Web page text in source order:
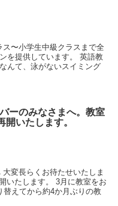
〜小学生中級クラスまで全
を提供しています。 英語教
んて、泳がないスイミング
ーのみなさまへ。教室
開いたします。
変長らくお待たせいたしま
いたします。 3月に教室をお
替えてから約4か月ぶりの教